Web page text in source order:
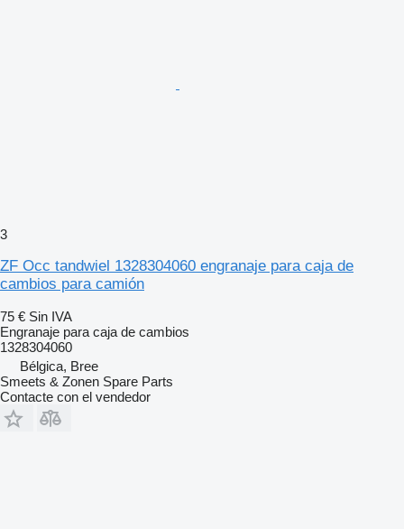
3
ZF Occ tandwiel 1328304060 engranaje para caja de
cambios para camión
75 € Sin IVA
Engranaje para caja de cambios
1328304060
Bélgica, Bree
Smeets & Zonen Spare Parts
Contacte con el vendedor